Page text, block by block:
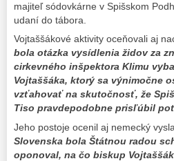
majiteľ sódovkárne v Spišskom
udaní do tábora.
Vojtaššákové aktivity oceňovali aj
bola otázka vysídlenia židov za
cirkevného inšpektora Klimu
Vojtaššáka, ktorý sa výnimočne
vzťahovať na skutočnosť, že
Tiso pravdepodobne prisľúbil
Jeho postoje ocenil aj nemecký
Slovenska bola Štátnou radou
oponoval, na čo biskup